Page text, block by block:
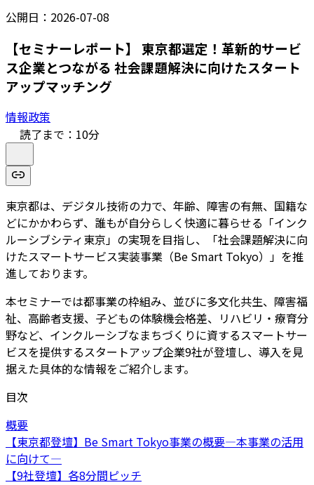
公開日： 2026-07-08
【セミナーレポート】 東京都選定！革新的サービ
ス企業とつながる 社会課題解決に向けたスタート
アップマッチング
情報政策
読了まで： 10分
東京都は、デジタル技術の力で、年齢、障害の有無、国籍な
どにかかわらず、誰もが自分らしく快適に暮らせる「インク
ルーシブシティ東京」の実現を目指し、「社会課題解決に向
けたスマートサービス実装事業（Be Smart Tokyo）」を推
進しております。
本セミナーでは都事業の枠組み、並びに多文化共生、障害福
祉、高齢者支援、子どもの体験機会格差、リハビリ・療育分
野など、インクルーシブなまちづくりに資するスマートサー
ビスを提供するスタートアップ企業9社が登壇し、導入を見
据えた具体的な情報をご紹介します。
目次
概要
【東京都登壇】Be Smart Tokyo事業の概要―本事業の活⽤
に向けて―
【9社登壇】各8分間ピッチ